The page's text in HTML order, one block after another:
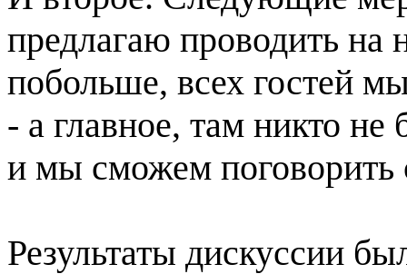
предлагаю проводить
побольше, всех гостей
- а главное, там никто не
и мы сможем поговорить
Результаты дискуссии